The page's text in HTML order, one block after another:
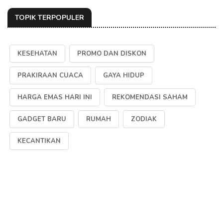
TOPIK TERPOPULER
KESEHATAN PROMO DAN DISKON
PRAKIRAAN CUACA GAYA HIDUP
HARGA EMAS HARI INI REKOMENDASI SAHAM
GADGET BARU RUMAH ZODIAK
KECANTIKAN